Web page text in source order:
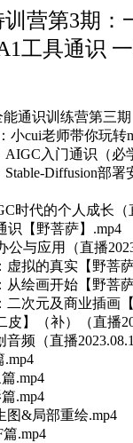
营第3期：
工具通识
能通识训练营第三期
小cui老师带你玩转
AIGC入门通识（必
Stable-Diffusion部
时代的个人成长（
识【野菩萨】.mp4
公与应用（直播
虚拟的真实【野菩
从绘画开始【野菩
二次元及商业插画
皮】（补）（直播
音频（直播
.mp4
.mp4
.mp4
图&局部重绘.mp4
.mp4